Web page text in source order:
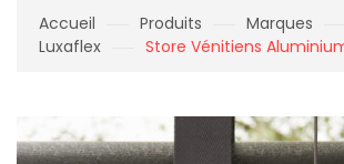
Accueil Produits
Marques
Luxaflex
Store Vénitiens